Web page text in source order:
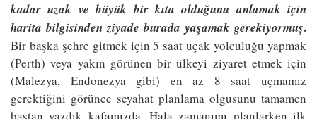
kadar uzak ve büyük bir kıta olduğunu anlamak için
harita bilgisinden ziyade burada yaşamak gerekiyormuş.
Bir başka şehre gitmek için 5 saat uçak yolculuğu yapmak
(Perth) veya yakın görünen bir ülkeyi ziyaret etmek için
(Malezya, Endonezya gibi) en az 8 saat uçmamız
gerektiğini görünce seyahat planlama olgusunu tamamen